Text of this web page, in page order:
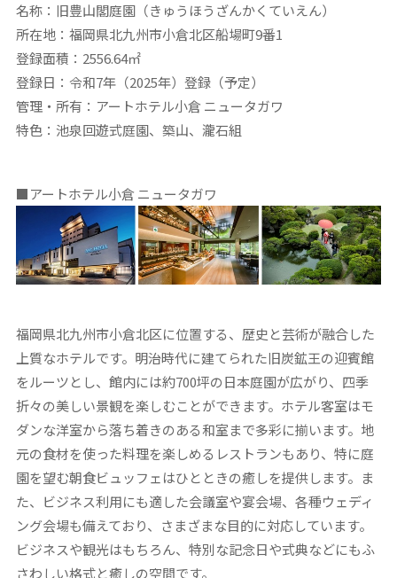
名称：旧豊山閣庭園（きゅうほうざんかくていえん）
所在地：福岡県北九州市小倉北区船場町9番1
登録面積：2556.64㎡
登録日：令和7年（2025年）登録（予定）
管理・所有：アートホテル小倉 ニュータガワ
特色：池泉回遊式庭園、築山、瀧石組
■アートホテル小倉 ニュータガワ
福岡県北九州市小倉北区に位置する、歴史と芸術が融合した
上質なホテルです。明治時代に建てられた旧炭鉱王の迎賓館
をルーツとし、館内には約700坪の日本庭園が広がり、四季
折々の美しい景観を楽しむことができます。ホテル客室はモ
ダンな洋室から落ち着きのある和室まで多彩に揃います。地
元の食材を使った料理を楽しめるレストランもあり、特に庭
園を望む朝食ビュッフェはひとときの癒しを提供します。ま
た、ビジネス利用にも適した会議室や宴会場、各種ウェディ
ング会場も備えており、さまざまな目的に対応しています。
ビジネスや観光はもちろん、特別な記念日や式典などにもふ
さわしい格式と癒しの空間です。